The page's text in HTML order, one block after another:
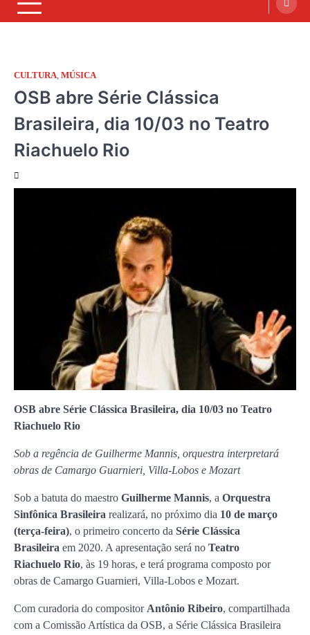
CULTURA, MÚSICA
OSB abre Série Clássica
Brasileira, dia 10/03 no Teatro
Riachuelo Rio
OSB abre Série Clássica Brasileira, dia 10/03 no Teatro
Riachuelo Rio
Sob a regência de Guilherme Mannis, orquestra interpretará
obras de Camargo Guarnieri, Villa-Lobos e Mozart
Sob a batuta do maestro Guilherme Mannis, a Orquestra
Sinfônica Brasileira realizará, no próximo dia 10 de março
(terça-feira), o primeiro concerto da Série Clássica
Brasileira em 2020. A apresentação será no Teatro
Riachuelo Rio, às 19 horas, e terá programa composto por
obras de Camargo Guarnieri, Villa-Lobos e Mozart.
Com curadoria do compositorAntônio Ribeiro, compartilhada
com a Comissão Artística da OSB, a Série Clássica Brasileira